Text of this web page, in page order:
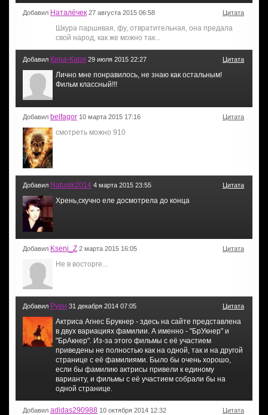
Добавил Наталёчек 27 августа 2015 06:58 Цитата
Шкура паршивая, фу, отвратительная, она предала
свой народ, как же можно так...
Добавил Кира-Каря 29 июля 2015 22:27 Цитата
Лично мне понравилось, не знаю как остальным!
Фильм классный!!!
Добавил belfagor 10 марта 2015 17:16 Цитата
смотреть можно 910
Добавил Natusik2014 4 марта 2015 23:55 Цитата
Хрень,скучно еле досмотрела до конца
Добавил Kseni_Z 2 марта 2015 16:05 Цитата
Не в восторге...
Добавил Руен 31 декабря 2014 07:05 Цитата
Актриса Агнес Брукнер - здесь на сайте представлена
в двух вариациях фамилии. А именно - "БрУкнер" и
"БрАкнер". Из-за этого фильмы с её участием
приведены не полностью как на одной, так и на другой
странице с её фамилиями. Было бы очень хорошо,
если бы фамилию актрисы привели к единому
варианту, и фильмы с её участием собрали бы на
одной странице.
Добавил adidas290988 10 октября 2014 12:32 Цитата